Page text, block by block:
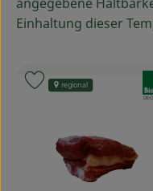
Blog & Aktuelles
Einhaltung dieser
,DE-
regional
Produkt zu Favouriten